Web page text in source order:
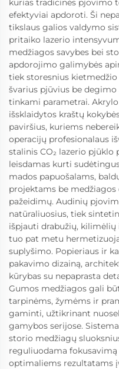
efektyviai apdoroti. Ši
tikslaus galios valdymo
pritaiko lazerio
medžiagos savybes bei
apdorojimo galimybės
tiek storesnius
švarius pjūvius be
tinkami parametrai.
išsklaidytos kraštų
paviršius, kuriems
operacijų profesionalaus
stalinis CO₂ lazerio
leisdamas kurti
mados papuošalams,
projektams be
pažeidimų. Audinių
natūraliuosius, tiek
išpjauti drabužių,
tuo pat metu
suplyšimo. Popieriaus ir
pakavimo dizainą,
kūrybas su nepaprasta
Gumos medžiagos gali
tarpinėms, žymėms ir
gaminti, užtikrinant
gamybos serijose.
storio medžiagų
reguliuodama
optimaliems rezultatams